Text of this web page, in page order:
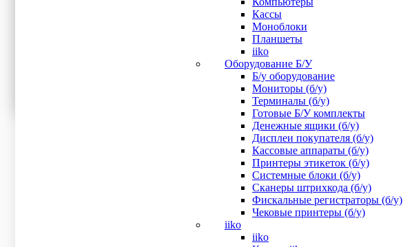
Кассы
Моноблоки
Планшеты
iiko
Оборудование Б/У
Б/у оборудование
Мониторы (б/у)
Терминалы (б/у)
Готовые Б/У комплекты
Денежные ящики (б/у)
Дисплеи покупателя (б/у)
Кассовые аппараты (б/у)
Принтеры этикеток (б/у)
Системные блоки (б/у)
Сканеры штрихкода (б/у)
Фискальные регистраторы (б/у)
Чековые принтеры (б/у)
iiko
iiko
POS-терминалы CheckWay ONYX Smart "15" Б/У